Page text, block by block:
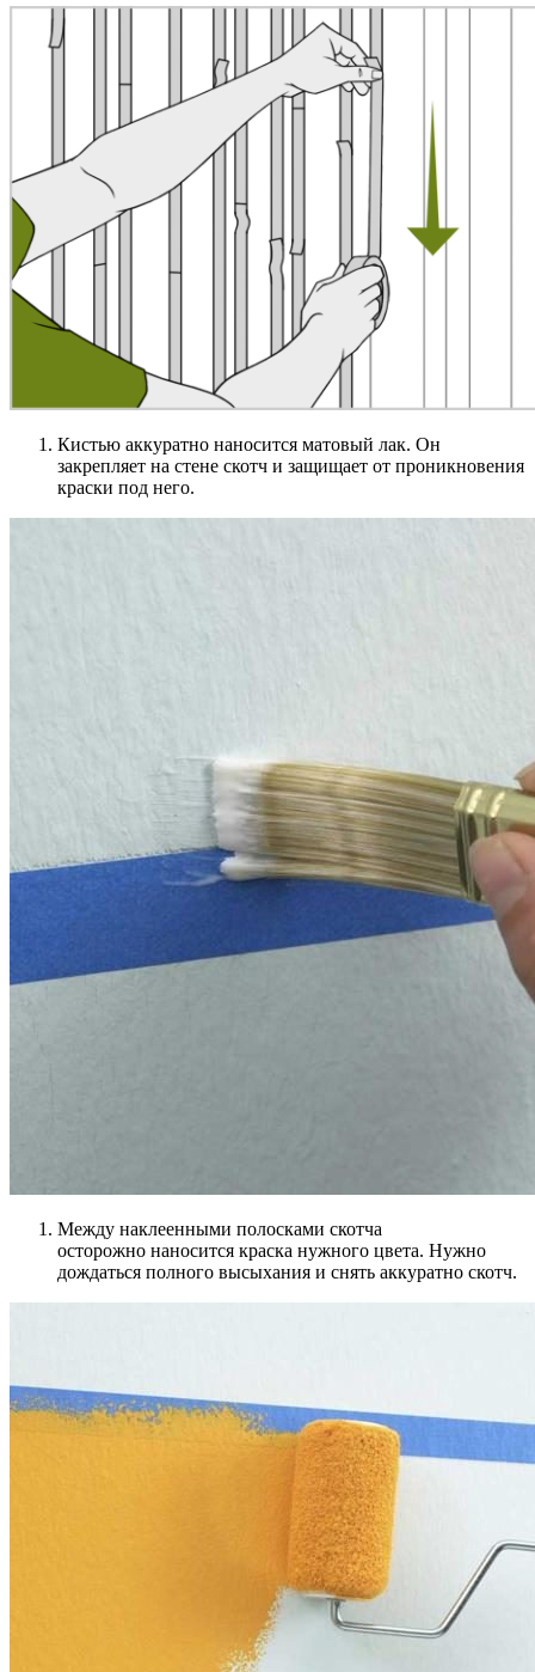
Кистью аккуратно наносится матовый лак. Он
закрепляет на стене скотч и защищает от проникновения
краски под него.
Между наклеенными полосками скотча
осторожно наносится краска нужного цвета. Нужно
дождаться полного высыхания и снять аккуратно скотч.